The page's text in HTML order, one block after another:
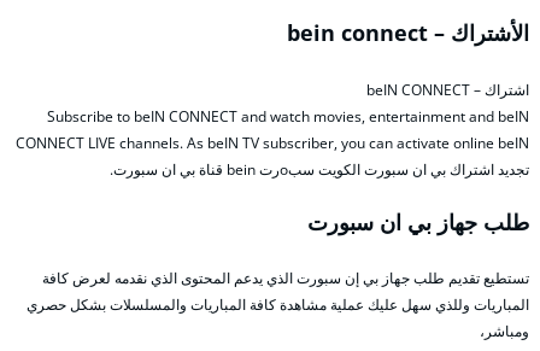
الأشتراك – bein connect
اشتراك – beIN CONNECT
Subscribe to beIN CONNECT and watch movies, entertainment and beIN
CONNECT LIVE channels. As beIN TV subscriber, you can activate online beIN
تجديد اشتراك بي ان سبورت الكويت سبoرت bein قناة بي ان سبورت.
طلب جهاز بي ان سبورت
تستطيع تقديم طلب جهاز بي إن سبورت الذي يدعم المحتوى الذي نقدمه لعرض كافة
المباريات وللذي سهل عليك عملية مشاهدة كافة المباريات والمسلسلات بشكل حصري
ومباشر،